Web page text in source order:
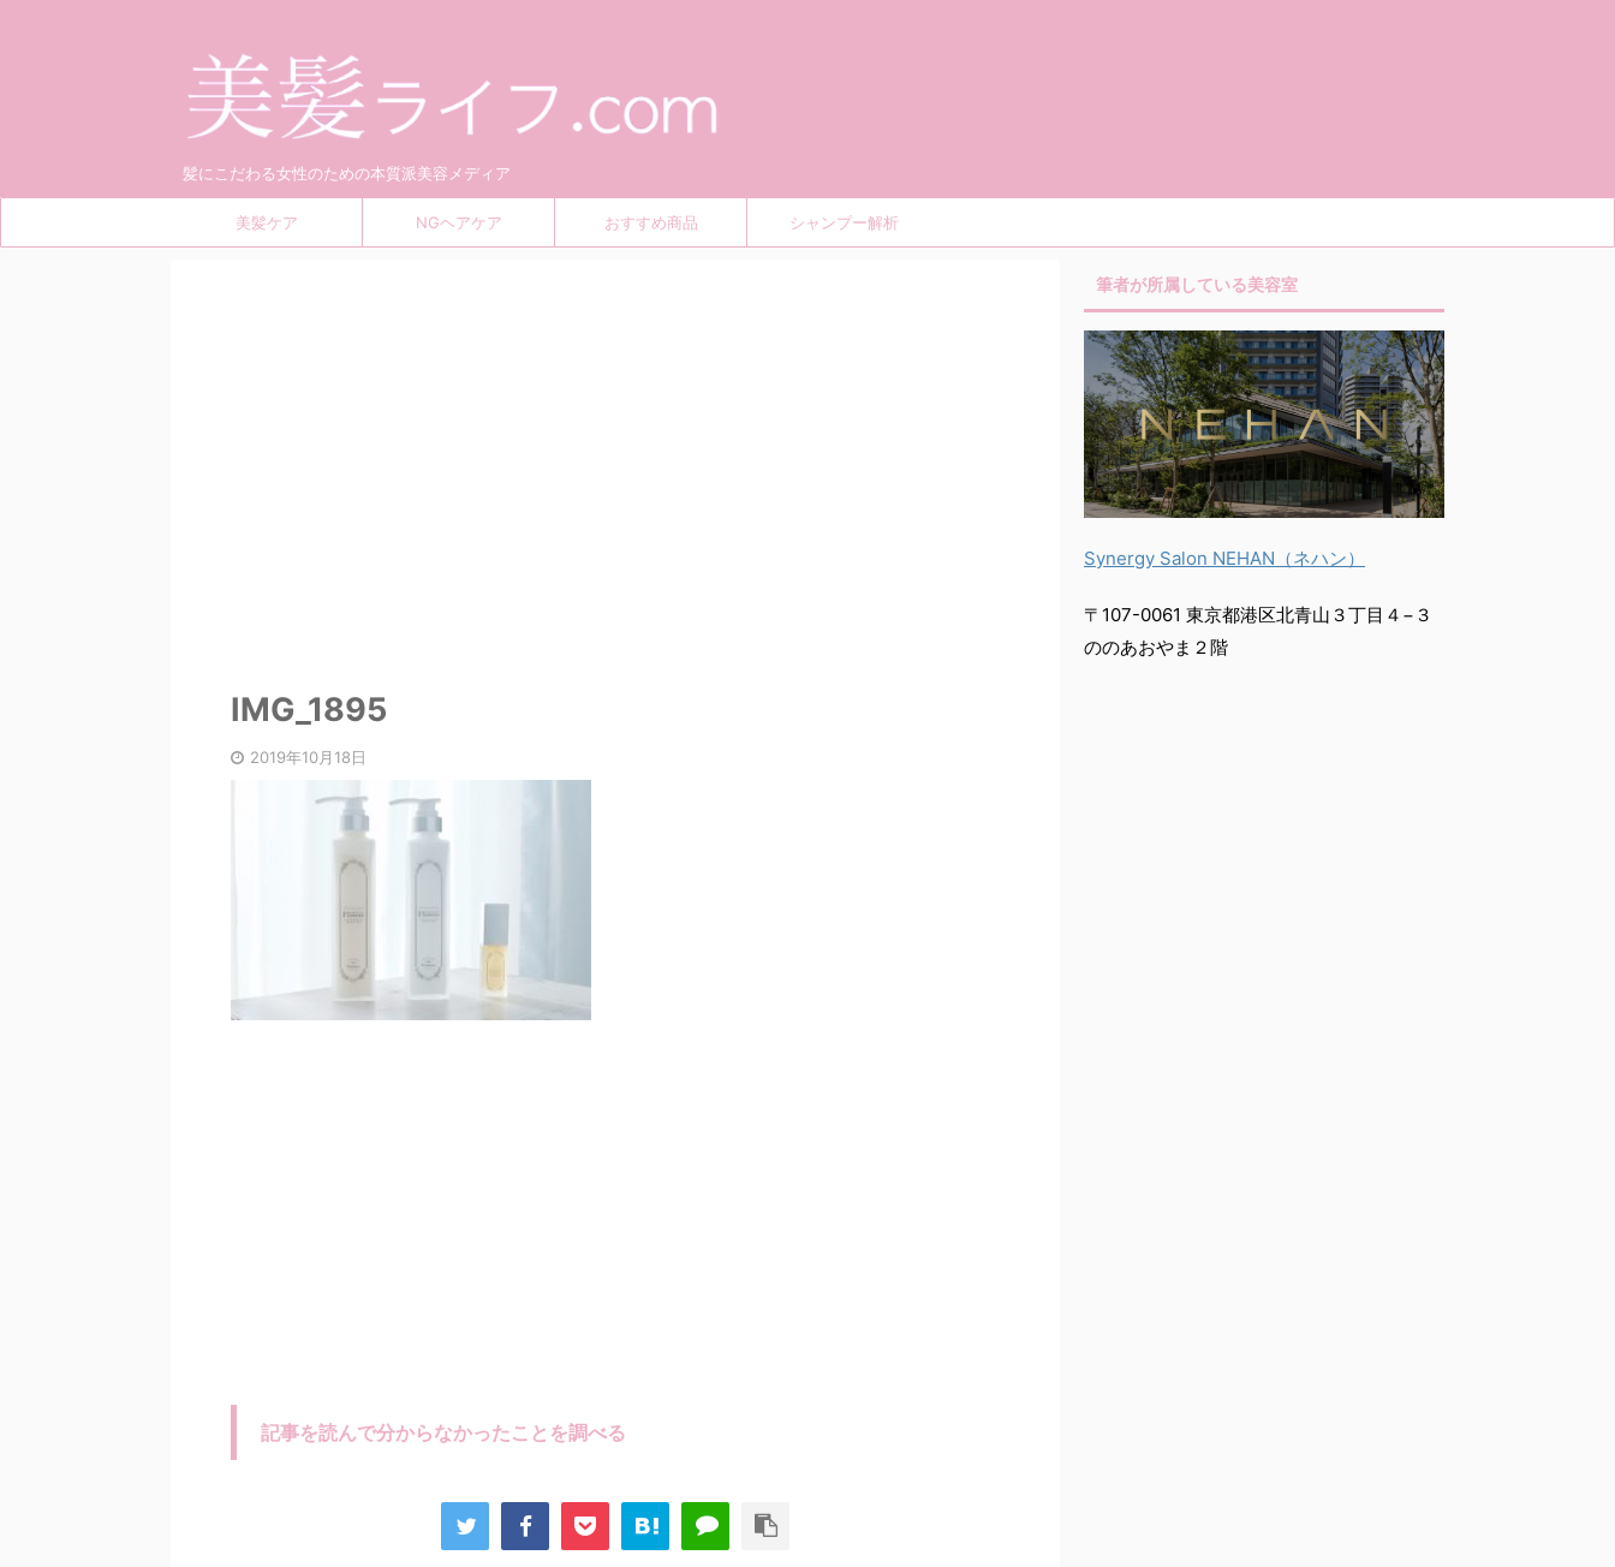
髪にこだわる女性のための本質派美容メディア
美髪ケア NGヘアケア おすすめ商品 シャンプー解析
IMG_1895
2019年10月18日
記事を読んで分からなかったことを調べる
筆者が所属している美容室
Synergy Salon NEHAN（ネハン）
〒107-0061 東京都港区北青山３丁目４−３
ののあおやま２階